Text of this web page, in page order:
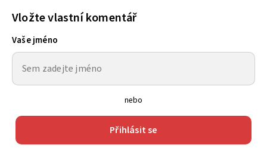
Vložte vlastní komentář
Vaše jméno
nebo
Přihlásit se